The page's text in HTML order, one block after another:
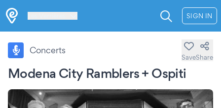
SIGN IN
Modena City Ramblers + Ospiti
Concerts
SaveShare